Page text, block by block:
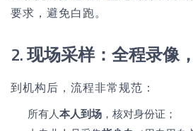
要求，避免白跑。
2. 现场采样：全程录像
到机构后，流程非常规范：
所有人本人到场 ，核对身份证；